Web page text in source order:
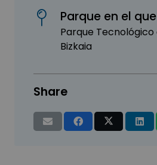
Parque en el
Parque Tecnológico
Bizkaia
Share